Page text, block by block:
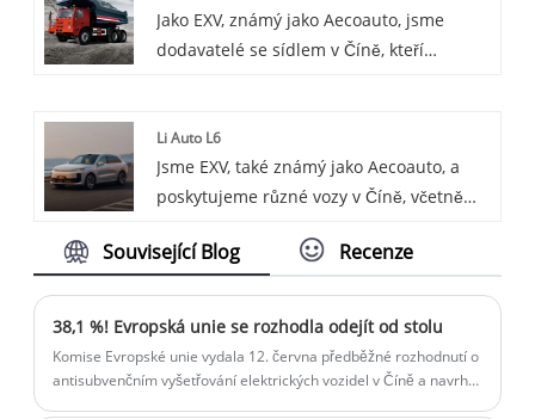
OCPP Intelligent EV Charger. Díky
vynikajícímu nabíjecímu výkonu,
elektromobily OCPP 32-50A Plug and
Charge přináší tato nabíječka uživatelům
elektromobilů výjimečný zážitek z
Jako EXV, známý jako Aecoauto, jsme
dodavatelé se sídlem v Číně, kteří
vozidla jsou navržena pro těžební
operace, se silnou nosností a dobrou
přizpůsobivostí terénu, schopná pracovat
Li Auto L6
Jsme EXV, také známý jako Aecoauto, a
poskytujeme různé vozy v Číně, včetně
plně elektrické SUV s moderním
funkcemi.
Související Blog Recenze
38,1 %! Evropská unie se rozhodla odejít od stolu
Komise Evropské unie vydala 12. června předběžné rozhodnutí o
antisubvenčním vyšetřování elektrických vozidel v Číně a navrhla